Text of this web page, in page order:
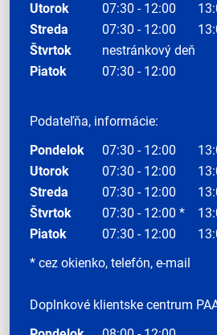
Utorok
07:30 - 12:00
Streda
07:30 - 12:00
Štvrtok
nestránkový deň
Piatok
07:30 - 12:00
Podateľňa, informácie:
Pondelok
07:30 - 12:00
Utorok
07:30 - 12:00
Streda
07:30 - 12:00
Štvrtok
07:30 - 12:00 *
Piatok
07:30 - 12:00
* cez okienko, telefón, e-mail
Doplnkové klientske centrum